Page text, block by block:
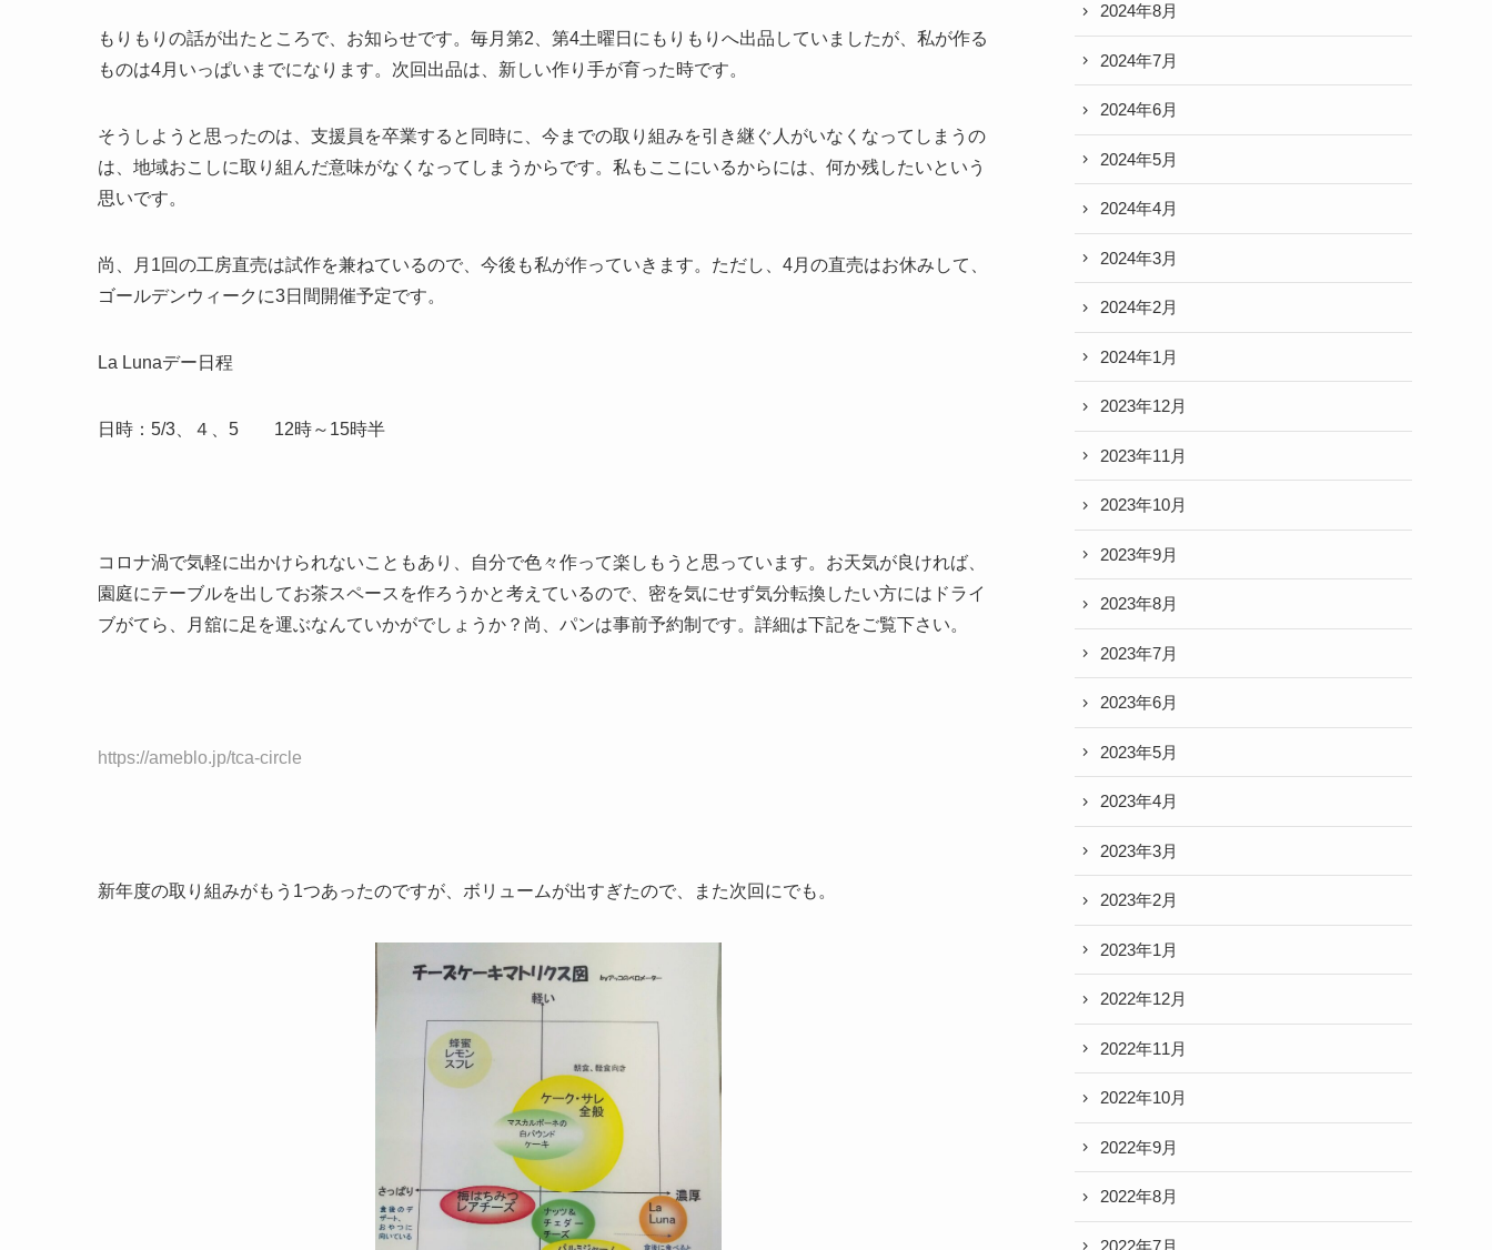
もりもりの話が出たところで、お知らせです。毎月第2、第4土曜日にもりもりへ出品していましたが、私が作る
ものは4月いっぱいまでになります。次回出品は、新しい作り手が育った時です。
そうしようと思ったのは、支援員を卒業すると同時に、今までの取り組みを引き継ぐ人がいなくなってしまうの
は、地域おこしに取り組んだ意味がなくなってしまうからです。私もここにいるからには、何か残したいという
思いです。
尚、月1回の工房直売は試作を兼ねているので、今後も私が作っていきます。ただし、4月の直売はお休みして、
ゴールデンウィークに3日間開催予定です。
La Lunaデー日程
日時：5/3、４、5 12時～15時半
コロナ渦で気軽に出かけられないこともあり、自分で色々作って楽しもうと思っています。お天気が良ければ、
園庭にテーブルを出してお茶スペースを作ろうかと考えているので、密を気にせず気分転換したい方にはドライ
ブがてら、月舘に足を運ぶなんていかがでしょうか？尚、パンは事前予約制です。詳細は下記をご覧下さい。
https://ameblo.jp/tca-circle
新年度の取り組みがもう1つあったのですが、ボリュームが出すぎたので、また次回にでも。
2024年8月
2024年7月
2024年6月
2024年5月
2024年4月
2024年3月
2024年2月
2024年1月
2023年12月
2023年11月
2023年10月
2023年9月
2023年8月
2023年7月
2023年6月
2023年5月
2023年4月
2023年3月
2023年2月
2023年1月
2022年12月
2022年11月
2022年10月
2022年9月
2022年8月
2022年7月